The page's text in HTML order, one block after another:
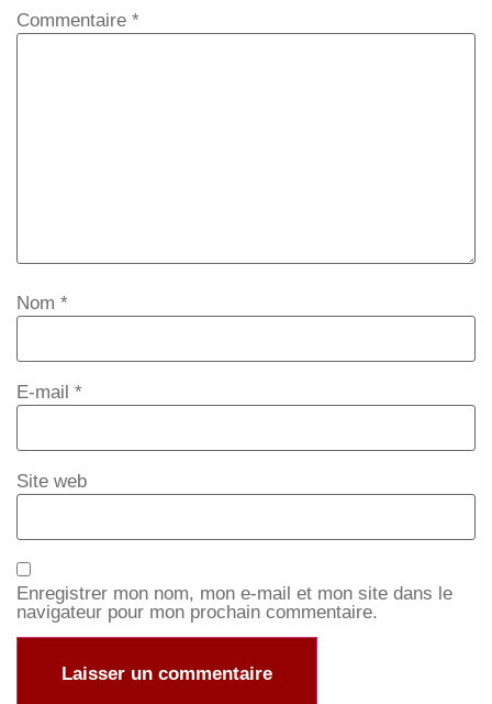
Commentaire *
Nom *
E-mail *
Site web
Enregistrer mon nom, mon e-mail et mon site dans le
navigateur pour mon prochain commentaire.